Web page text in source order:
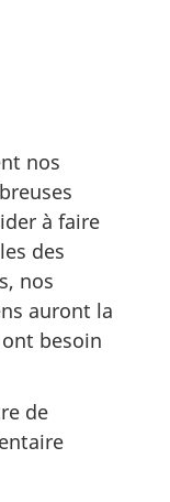
nos
à faire
des
nos
auront la
besoin
de